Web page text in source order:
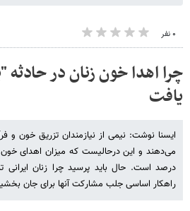
۰ نفر
چرا اهدا خون زنان در حادثه
یافت
ایسنا نوشت: نیمی از نیازمندان تزریق خون و
می‌دهند و این درحالیست که میزان اهدای
درصد است. حال باید پرسید چرا زنان ایرانی
راهکار اساسی جلب مشارکت آنها برای جان